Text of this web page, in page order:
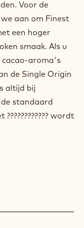
Voor de
aan om Finest
een hoger
smaak. Als u
cacao-aroma's
de Single Origin
altijd bij
standaard
wordt